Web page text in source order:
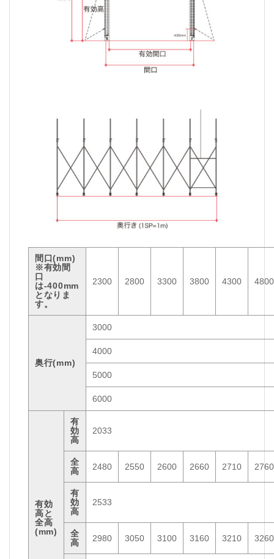
間口(mm)
※有効間
口
は-400mm
となりま
す。
2300 2800 3300 3800 4300 4800
奥行(mm)
3000
4000
5000
6000
有効
高と
全高
(mm)
有
効
高
2033
全
高
2480 2550 2600 2660 2710 2760
有
効
高
2533
全
高
2980 3050 3100 3160 3210 3260